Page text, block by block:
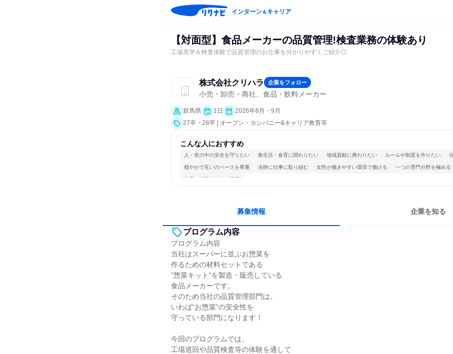
インターン＆キャリア
【対面型】食品メーカーの品質管理!検査業務の体験あり
工場見学＆検査体験で品質管理のお仕事を分かりやすくご紹介◎
株式会社クリハラ 企業をフォロー
小売・卸売・商社、食品・飲料メーカー
群馬県 1日
2026年8月・9月
27卒・28卒 | オープン・カンパニー&キャリア教育等
こんな人におすすめ
人・世の中の安全を守りたい 食生活・食育に関わりたい 地域貢献に携わりたい ルールや制度を作りたい
穏やかで互いのペースを尊重 冷静に仕事に取り組む 女性が働きやすい環境で働ける 一つの専門分野を極める
若手が裁量を持てる環境
募集情報 企業を知る
プログラム内容
プログラム内容
当社はスーパーに並ぶお惣菜を
作るための材料セットである
”惣菜キット”を製造・販売している
食品メーカーです。
そのため当社の品質管理部門は、
いわば”お惣菜”の安全性を
守っている部門になります！
今回のプログラムでは、
工場巡回や品質検査等の体験を通して